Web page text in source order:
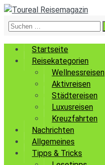
Suchen
Startseite
Reisekategorien
Wellnessreisen
Aktivreisen
Städtereisen
Luxusreisen
Kreuzfahrten
Nachrichten
Allgemeines
Tipps & Tricks